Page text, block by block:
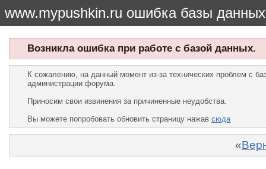
www.mypushkin.ru ошибка базы данных
Возникла ошибка при работе с базой данных.
К сожалению, на данный момент из-за технических проблем с
администрации форума.
Приносим свои извинения за причиненные неудобства.
Вы можете попробовать обновить страницу нажав сюда
«